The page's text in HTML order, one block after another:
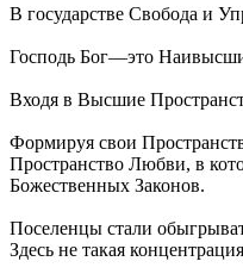
В государстве Свобода и
Господь Бог—это
Входя в Высшие
Формируя свои
Пространство Любви, в
Божественных Законов.
Поселенцы стали
Здесь не такая